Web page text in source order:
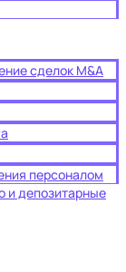
сделок M&A
персоналом
и депозитарные